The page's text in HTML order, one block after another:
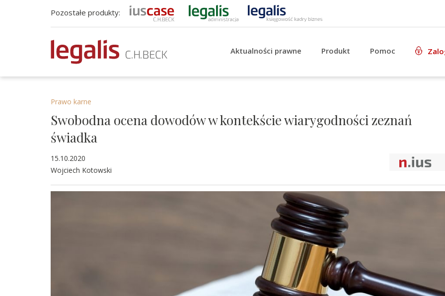
Pozostałe produkty:
Aktualności prawne Produkt Pomoc
Prawo karne
Swobodna ocena dowodów w kontekście wiarygodności zeznań
świadka
15.10.2020
Wojciech Kotowski